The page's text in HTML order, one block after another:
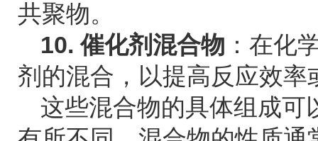
共聚物。
10. 催化剂混合物 ：在化
剂的混合，以提高反应效率
这些混合物的具体组成可